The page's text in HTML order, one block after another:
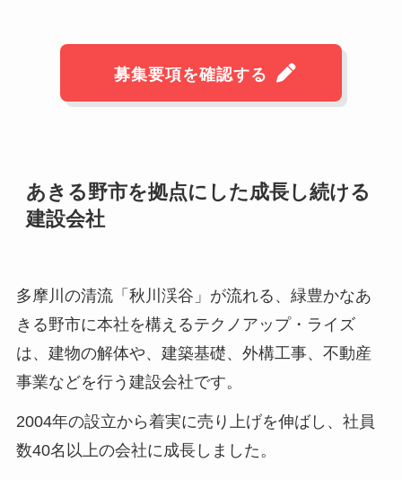
募集要項を確認する
あきる野市を拠点にした成長し続ける
建設会社
多摩川の清流「秋川渓谷」が流れる、緑豊かなあ
きる野市に本社を構えるテクノアップ・ライズ
は、建物の解体や、建築基礎、外構工事、不動産
事業などを行う建設会社です。
2004年の設立から着実に売り上げを伸ばし、社員
数40名以上の会社に成長しました。